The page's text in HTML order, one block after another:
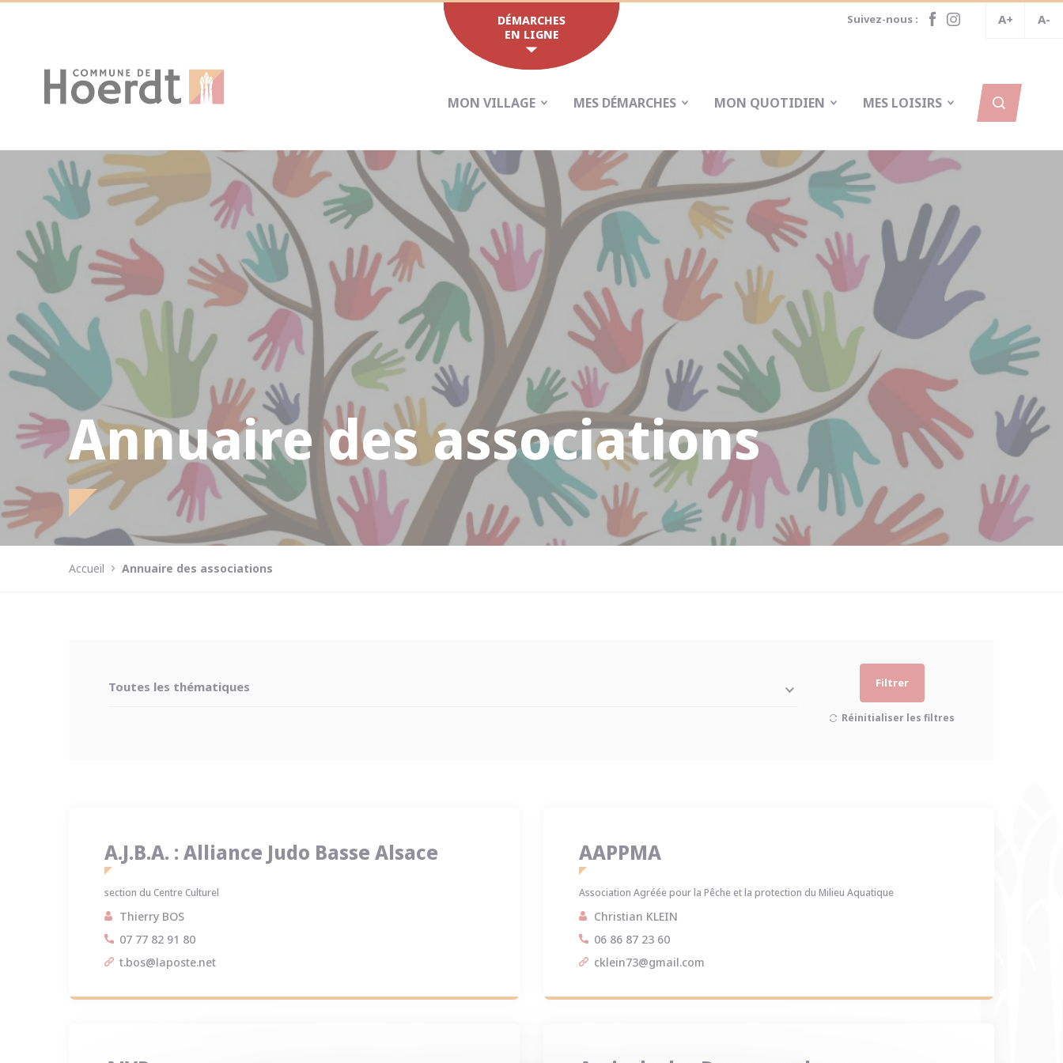
DÉMARCHES
EN LIGNE
Suivez-nous : A+ A-
MON VILLAGE MES DÉMARCHES MON QUOTIDIEN MES LOISIRS
Annuaire des associations
Accueil Annuaire des associations
Toutes les thématiques Filtrer
Réinitialiser les filtres
A.J.B.A. : Alliance Judo Basse Alsace
section du Centre Culturel
Thierry BOS
07 77 82 91 80
t.bos@laposte.net
AAPPMA
Association Agréée pour la Pêche et la protection du Milieu Aquatique
Christian KLEIN
06 86 87 23 60
cklein73@gmail.com